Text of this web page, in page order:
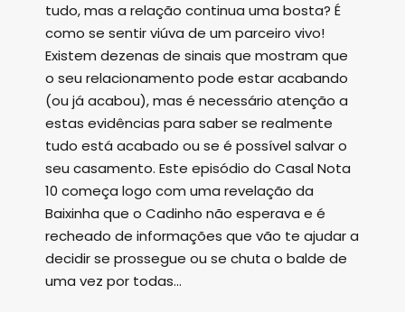
tudo, mas a relação continua uma bosta? É
como se sentir viúva de um parceiro vivo!
Existem dezenas de sinais que mostram que
o seu relacionamento pode estar acabando
(ou já acabou), mas é necessário atenção a
estas evidências para saber se realmente
tudo está acabado ou se é possível salvar o
seu casamento. Este episódio do Casal Nota
10 começa logo com uma revelação da
Baixinha que o Cadinho não esperava e é
recheado de informações que vão te ajudar a
decidir se prossegue ou se chuta o balde de
uma vez por todas...